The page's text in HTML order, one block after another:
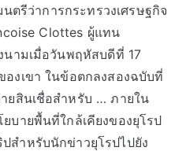
ตรีว่าการกระทรวงเศรษฐกิจ
Clottes ผู้แทน
ามเมื่อวันพฤหัสบดีที่ 17
งเขา ในข้อตกลงสองฉบับที่
ยสินเชื่อสำหรับ … ภายใน
บายพื้นที่ใกล้เคียงของยุโรป
สำหรับนักข่าวยุโรปไปยัง